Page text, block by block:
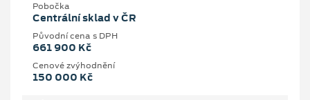
Pobočka
Centrální sklad v ČR
Původní cena s DPH
661 900 Kč
Cenové zvýhodnění
150 000 Kč